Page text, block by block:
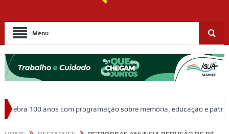
Menu
sobre memória, educação e patrimônio Adasfa e